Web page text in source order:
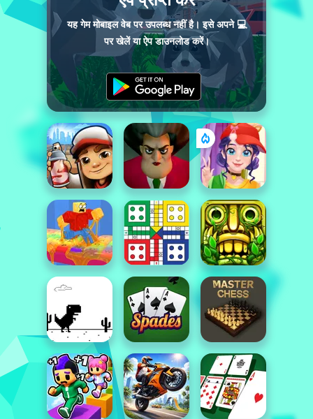
यह गेम मोबाइल वेब पर उपलब्ध नहीं है। इसे अपने 💻
पर खेलें या ऐप डाउनलोड करें।